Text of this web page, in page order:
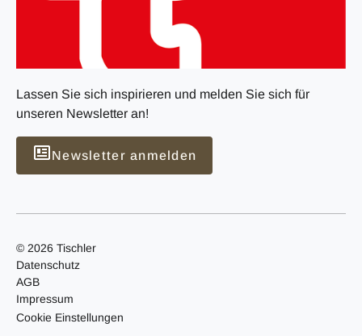
Lassen Sie sich inspirieren und melden Sie sich für
unseren Newsletter an!
Newsletter anmelden
© 2026 Tischler
Datenschutz
AGB
Impressum
Cookie Einstellungen